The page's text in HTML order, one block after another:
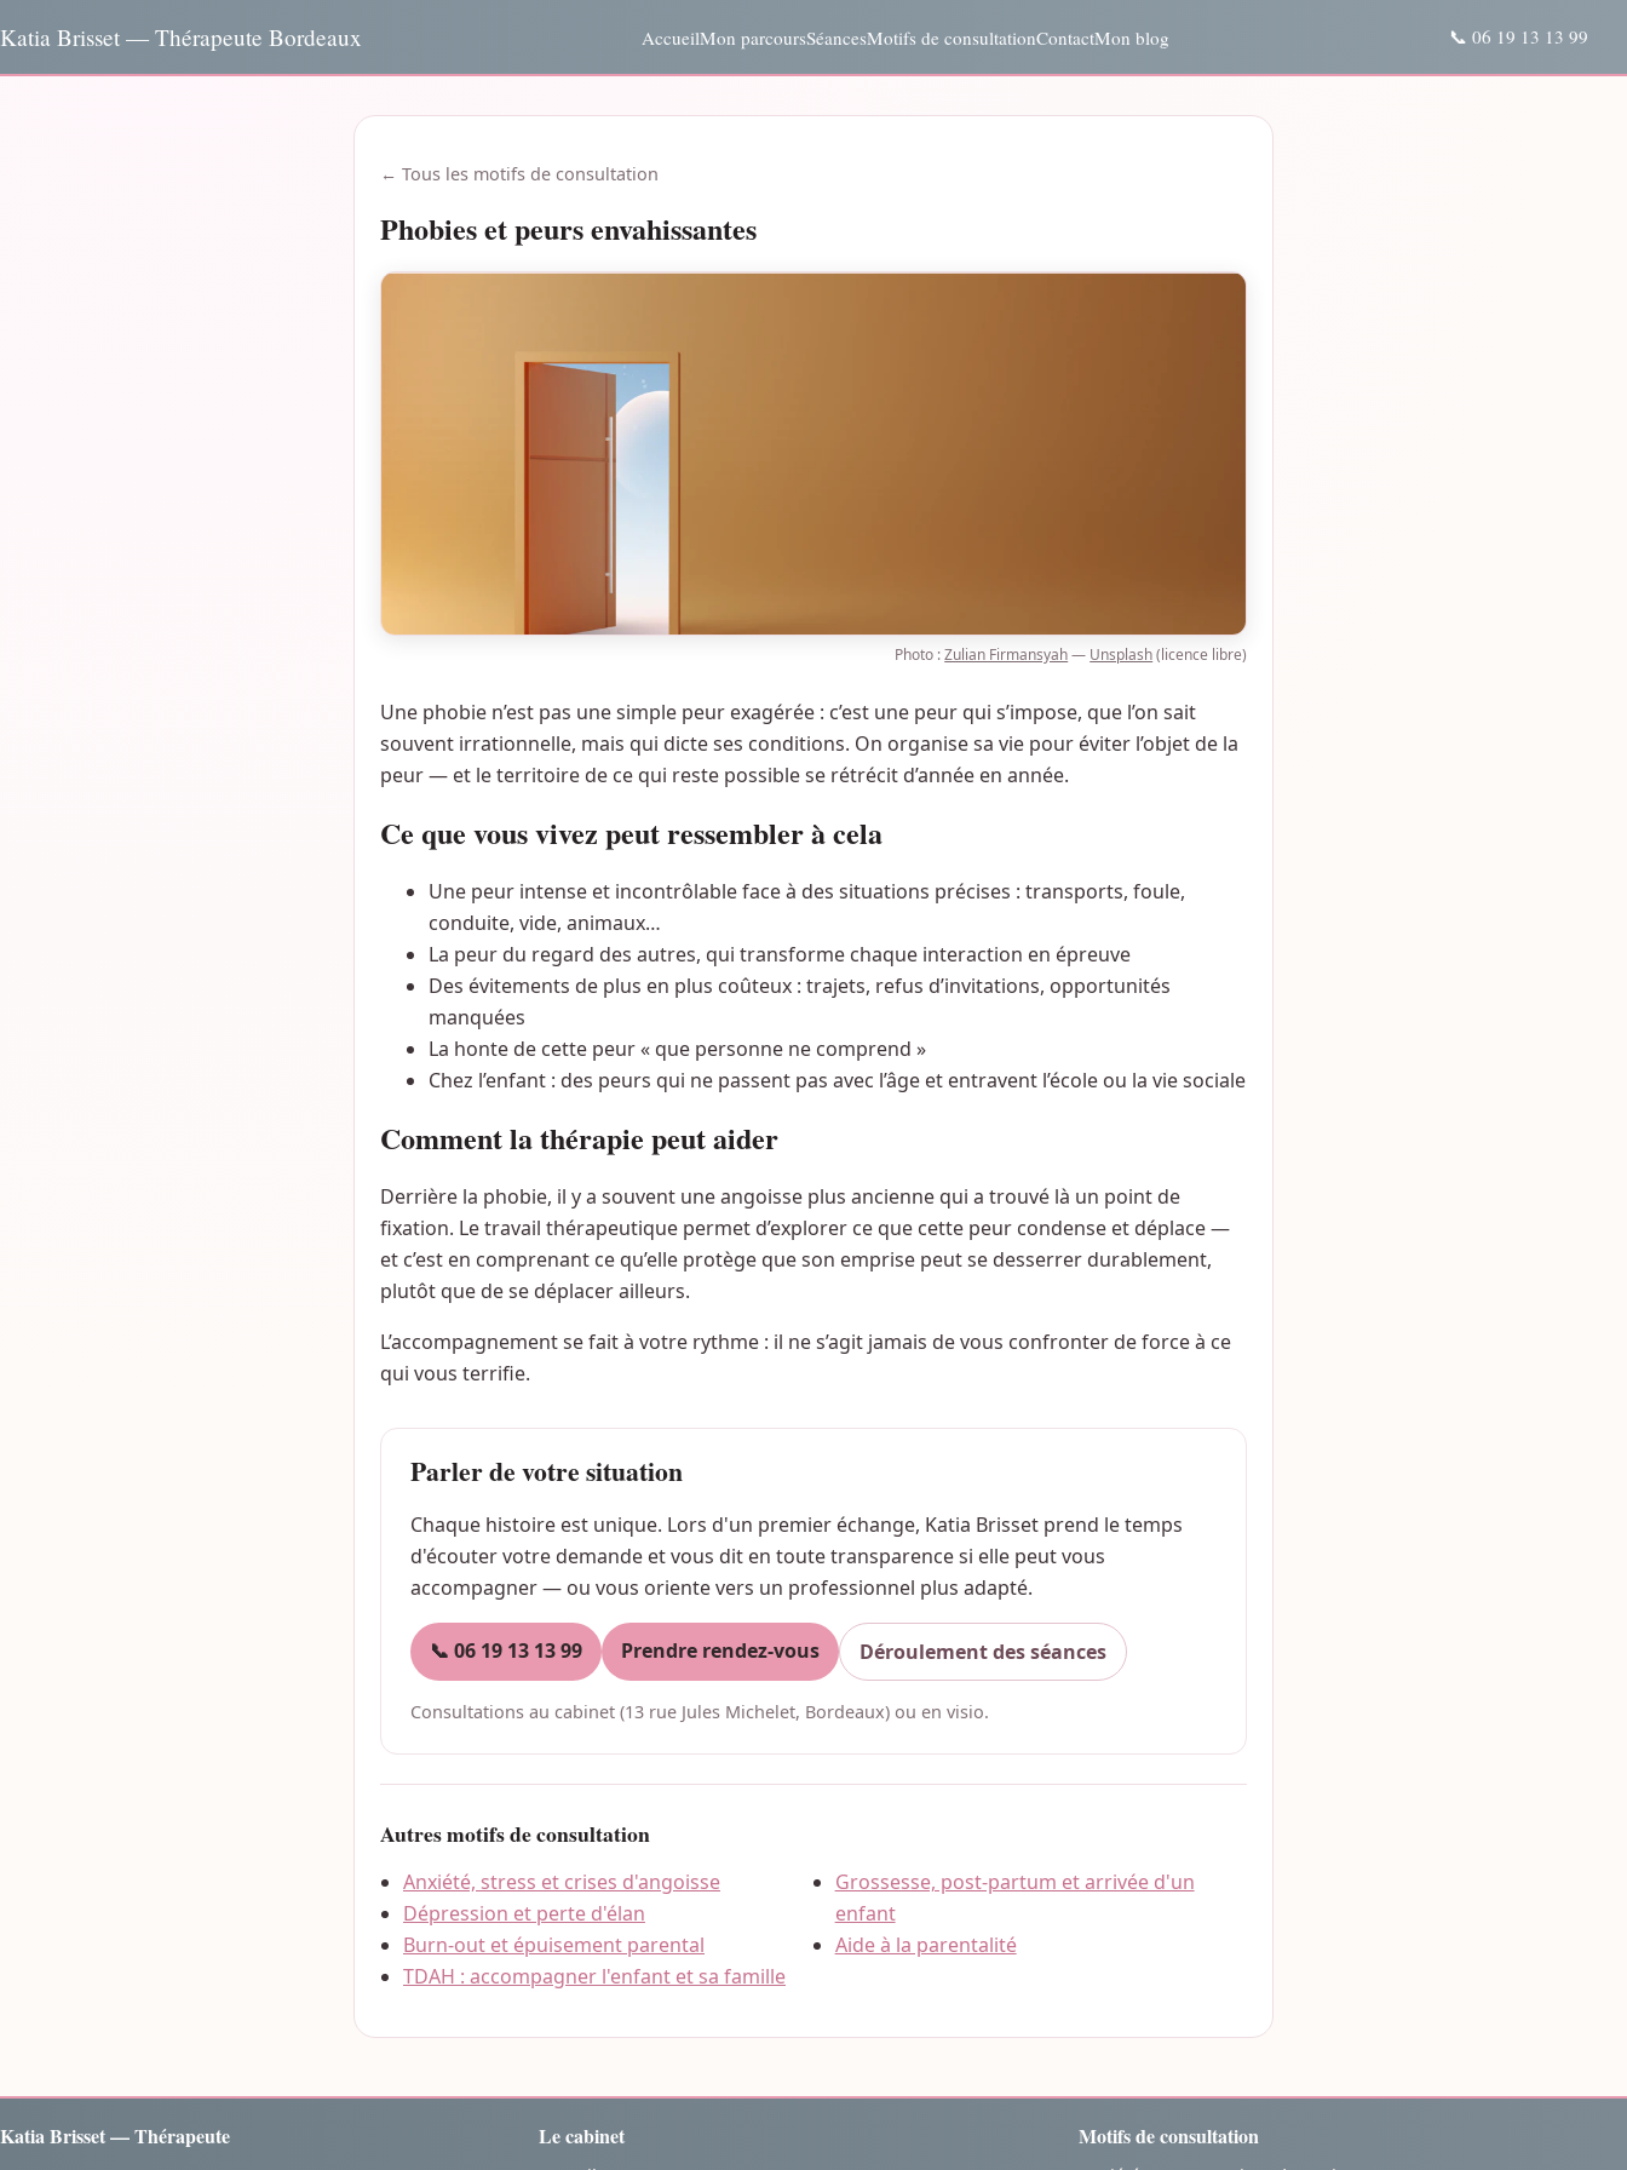
Katia Brisset — Thérapeute Bordeaux AccueilMon parcoursSéancesMotifs de consultationContactMon blog 📞 06 19 13 13 99
← Tous les motifs de consultation
Phobies et peurs envahissantes
Photo :Zulian Firmansyah— Unsplash(licence libre)
Une phobie n’est pas une simple peur exagérée : c’est une peur qui s’impose, que l’on sait
souvent irrationnelle, mais qui dicte ses conditions. On organise sa vie pour éviter l’objet de la
peur — et le territoire de ce qui reste possible se rétrécit d’année en année.
Ce que vous vivez peut ressembler à cela
Une peur intense et incontrôlable face à des situations précises : transports, foule,
conduite, vide, animaux…
La peur du regard des autres, qui transforme chaque interaction en épreuve
Des évitements de plus en plus coûteux : trajets, refus d’invitations, opportunités
manquées
La honte de cette peur « que personne ne comprend »
Chez l’enfant : des peurs qui ne passent pas avec l’âge et entravent l’école ou la vie sociale
Comment la thérapie peut aider
Derrière la phobie, il y a souvent une angoisse plus ancienne qui a trouvé là un point de
fixation. Le travail thérapeutique permet d’explorer ce que cette peur condense et déplace —
et c’est en comprenant ce qu’elle protège que son emprise peut se desserrer durablement,
plutôt que de se déplacer ailleurs.
L’accompagnement se fait à votre rythme : il ne s’agit jamais de vous confronter de force à ce
qui vous terrifie.
Parler de votre situation
Chaque histoire est unique. Lors d'un premier échange, Katia Brisset prend le temps
d'écouter votre demande et vous dit en toute transparence si elle peut vous
accompagner — ou vous oriente vers un professionnel plus adapté.
📞 06 19 13 13 99 Prendre rendez-vous Déroulement des séances
Consultations au cabinet (13 rue Jules Michelet, Bordeaux) ou en visio.
Autres motifs de consultation
Anxiété, stress et crises d'angoisse
Dépression et perte d'élan
Burn-out et épuisement parental
TDAH : accompagner l'enfant et sa famille
Grossesse, post-partum et arrivée d'un
enfant
Aide à la parentalité
Katia Brisset — Thérapeute Le cabinet Motifs de consultation